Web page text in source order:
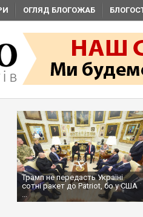
ОГЛЯД БЛОГОЖАБ
Трамп не передасть Україні
сотні ракет до Patriot, бо у США
...